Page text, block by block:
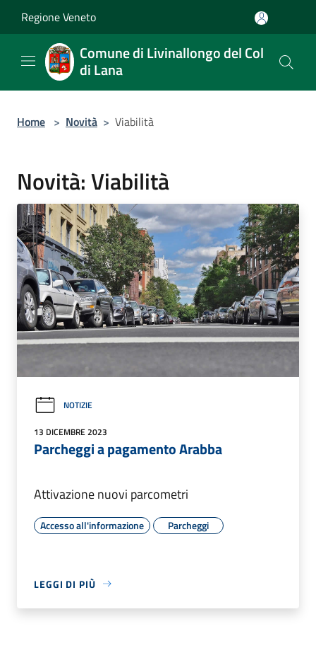
Regione Veneto
Comune di Livinallongo del Col
di Lana
Home > Novità > Viabilità
Novità: Viabilità
NOTIZIE
13 DICEMBRE 2023
Parcheggi a pagamento Arabba
Attivazione nuovi parcometri
Accesso all'informazione Parcheggi
LEGGI DI PIÙ